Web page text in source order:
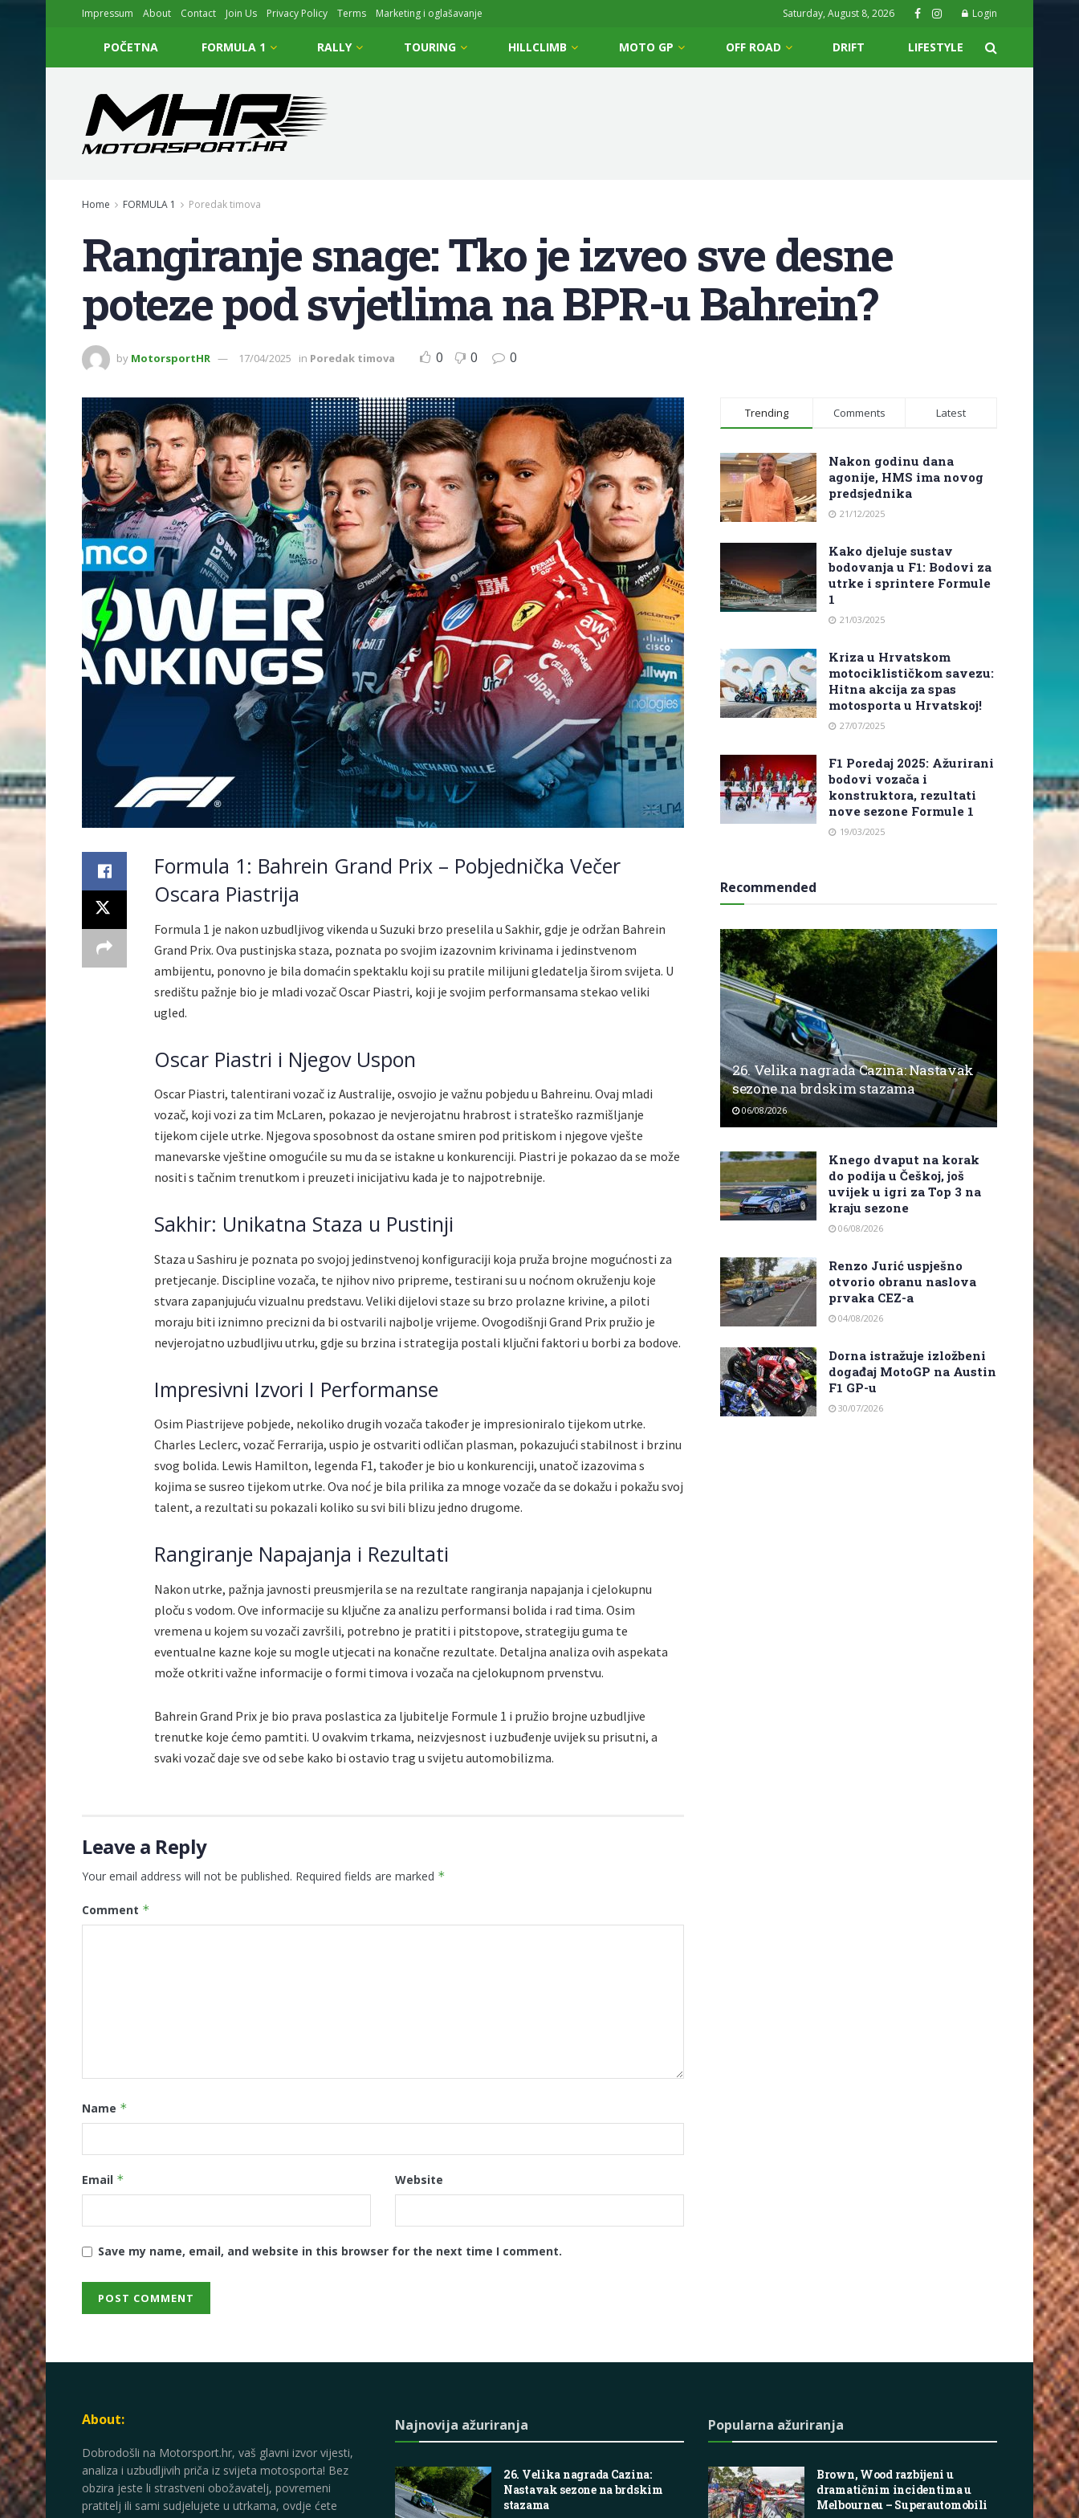
Impressum About Contact Join Us Privacy Policy Terms Marketing i oglašavanje Saturday, August 8, 2026 Login
POČETNA FORMULA 1 RALLY TOURING HILLCLIMB MOTO GP OFF ROAD DRIFT LIFESTYLE
Home FORMULA 1 Poredak timova
Rangiranje snage: Tko je izveo sve desne
poteze pod svjetlima na BPR-u Bahrein?
by MotorsportHR 17/04/2025 in Poredak timova 0 0 0
Formula 1: Bahrein Grand Prix – Pobjednička Večer
Oscara Piastrija
Formula 1 je nakon uzbudljivog vikenda u Suzuki brzo preselila u Sakhir, gdje je održan Bahrein
Grand Prix. Ova pustinjska staza, poznata po svojim izazovnim krivinama i jedinstvenom
ambijentu, ponovno je bila domaćin spektaklu koji su pratile milijuni gledatelja širom svijeta. U
središtu pažnje bio je mladi vozač Oscar Piastri, koji je svojim performansama stekao veliki
ugled.
Oscar Piastri i Njegov Uspon
Oscar Piastri, talentirani vozač iz Australije, osvojio je važnu pobjedu u Bahreinu. Ovaj mladi
vozač, koji vozi za tim McLaren, pokazao je nevjerojatnu hrabrost i strateško razmišljanje
tijekom cijele utrke. Njegova sposobnost da ostane smiren pod pritiskom i njegove vješte
manevarske vještine omogućile su mu da se istakne u konkurenciji. Piastri je pokazao da se može
nositi s tačnim trenutkom i preuzeti inicijativu kada je to najpotrebnije.
Sakhir: Unikatna Staza u Pustinji
Staza u Sashiru je poznata po svojoj jedinstvenoj konfiguraciji koja pruža brojne mogućnosti za
pretjecanje. Discipline vozača, te njihov nivo pripreme, testirani su u noćnom okruženju koje
stvara zapanjujuću vizualnu predstavu. Veliki dijelovi staze su brzo prolazne krivine, a piloti
moraju biti iznimno precizni da bi ostvarili najbolje vrijeme. Ovogodišnji Grand Prix pružio je
nevjerojatno uzbudljivu utrku, gdje su brzina i strategija postali ključni faktori u borbi za bodove.
Impresivni Izvori I Performanse
Osim Piastrijeve pobjede, nekoliko drugih vozača također je impresioniralo tijekom utrke.
Charles Leclerc, vozač Ferrarija, uspio je ostvariti odličan plasman, pokazujući stabilnost i brzinu
svog bolida. Lewis Hamilton, legenda F1, također je bio u konkurenciji, unatoč izazovima s
kojima se susreo tijekom utrke. Ova noć je bila prilika za mnoge vozače da se dokažu i pokažu svoj
talent, a rezultati su pokazali koliko su svi bili blizu jedno drugome.
Rangiranje Napajanja i Rezultati
Nakon utrke, pažnja javnosti preusmjerila se na rezultate rangiranja napajanja i cjelokupnu
ploču s vodom. Ove informacije su ključne za analizu performansi bolida i rad tima. Osim
vremena u kojem su vozači završili, potrebno je pratiti i pitstopove, strategiju guma te
eventualne kazne koje su mogle utjecati na konačne rezultate. Detaljna analiza ovih aspekata
može otkriti važne informacije o formi timova i vozača na cjelokupnom prvenstvu.
Bahrein Grand Prix je bio prava poslastica za ljubitelje Formule 1 i pružio brojne uzbudljive
trenutke koje ćemo pamtiti. U ovakvim trkama, neizvjesnost i uzbuđenje uvijek su prisutni, a
svaki vozač daje sve od sebe kako bi ostavio trag u svijetu automobilizma.
Leave a Reply
Your email address will not be published. Required fields are marked *
Comment *
Name *
Email * Website
Save my name, email, and website in this browser for the next time I comment.
Trending Comments Latest
Nakon godinu dana
agonije, HMS ima novog
predsjednika
21/12/2025
Kako djeluje sustav
bodovanja u F1: Bodovi za
utrke i sprintere Formule
1
21/03/2025
Kriza u Hrvatskom
motociklističkom savezu:
Hitna akcija za spas
motosporta u Hrvatskoj!
27/07/2025
F1 Poredaj 2025: Ažurirani
bodovi vozača i
konstruktora, rezultati
nove sezone Formule 1
19/03/2025
Recommended
26. Velika nagrada Cazina: Nastavak
sezone na brdskim stazama
06/08/2026
Knego dvaput na korak
do podija u Češkoj, još
uvijek u igri za Top 3 na
kraju sezone
06/08/2026
Renzo Jurić uspješno
otvorio obranu naslova
prvaka CEZ-a
04/08/2026
Dorna istražuje izložbeni
događaj MotoGP na Austin
F1 GP-u
30/07/2026
About:
Dobrodošli na Motorsport.hr, vaš glavni izvor vijesti,
analiza i uzbudljivih priča iz svijeta motosporta! Bez
obzira jeste li strastveni obožavatelj, povremeni
pratitelj ili sami sudjelujete u utrkama, ovdje ćete
Najnovija ažuriranja
26. Velika nagrada Cazina:
Nastavak sezone na brdskim
stazama
Popularna ažuriranja
Brown, Wood razbijeni u
dramatičnim incidentima u
Melbourneu – Superautomobili